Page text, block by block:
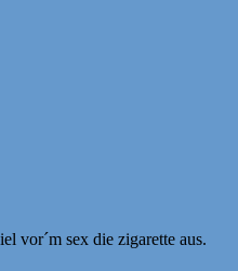
vor´m sex die zigarette aus.